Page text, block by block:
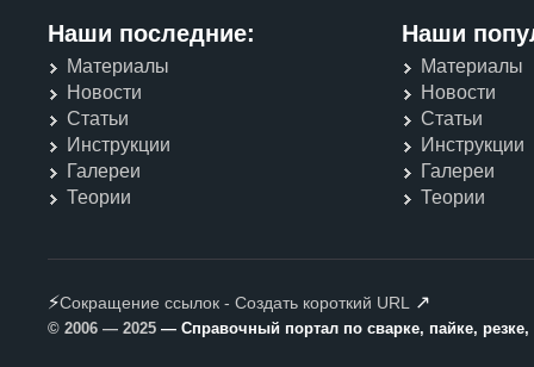
Наши последние:
Материалы
Новости
Статьи
Инструкции
Галереи
Теории
Наши
Материалы
Новости
Статьи
Инструкции
Галереи
Теории
⚡Сокращение ссылок - Создать короткий URL ↗
© 2006 — 2025 — Справочный портал по сварке, пайке,